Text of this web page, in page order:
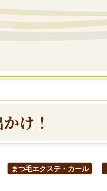
け！
まつ毛エクステ・カール